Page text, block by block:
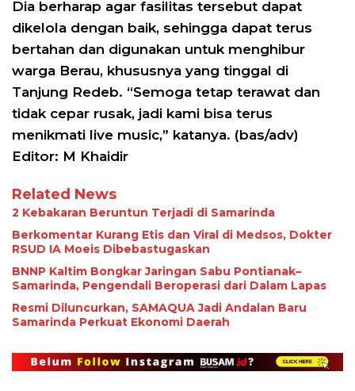
Dia berharap agar fasilitas tersebut dapat
dikelola dengan baik, sehingga dapat terus
bertahan dan digunakan untuk menghibur
warga Berau, khususnya yang tinggal di
Tanjung Redeb. “Semoga tetap terawat dan
tidak cepar rusak, jadi kami bisa terus
menikmati live music,” katanya. (bas/adv)
Editor: M Khaidir
Related News
2 Kebakaran Beruntun Terjadi di Samarinda
Berkomentar Kurang Etis dan Viral di Medsos, Dokter
RSUD IA Moeis Dibebastugaskan
BNNP Kaltim Bongkar Jaringan Sabu Pontianak–
Samarinda, Pengendali Beroperasi dari Dalam Lapas
Resmi Diluncurkan, SAMAQUA Jadi Andalan Baru
Samarinda Perkuat Ekonomi Daerah